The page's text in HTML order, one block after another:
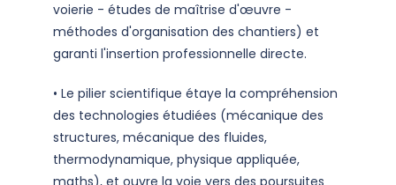
voierie - études de maîtrise d'œuvre -
méthodes d'organisation des chantiers) et
garanti l'insertion professionnelle directe.
• Le pilier scientifique étaye la compréhension
des technologies étudiées (mécanique des
structures, mécanique des fluides,
thermodynamique, physique appliquée,
maths), et ouvre la voie vers des poursuites